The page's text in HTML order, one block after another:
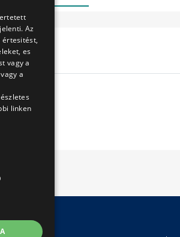
Az
értesitést,
es
vagy a
a
linken